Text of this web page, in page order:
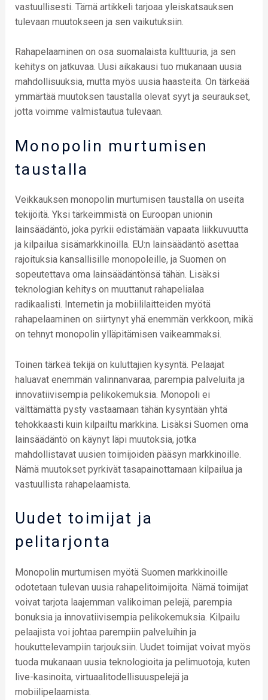
vastuullisesti. Tämä artikkeli tarjoaa yleiskatsauksen
tulevaan muutokseen ja sen vaikutuksiin.
Rahapelaaminen on osa suomalaista kulttuuria, ja sen
kehitys on jatkuvaa. Uusi aikakausi tuo mukanaan uusia
mahdollisuuksia, mutta myös uusia haasteita. On tärkeää
ymmärtää muutoksen taustalla olevat syyt ja seuraukset,
jotta voimme valmistautua tulevaan.
Monopolin murtumisen
taustalla
Veikkauksen monopolin murtumisen taustalla on useita
tekijöitä. Yksi tärkeimmistä on Euroopan unionin
lainsäädäntö, joka pyrkii edistämään vapaata liikkuvuutta
ja kilpailua sisämarkkinoilla. EU:n lainsäädäntö asettaa
rajoituksia kansallisille monopoleille, ja Suomen on
sopeutettava oma lainsäädäntönsä tähän. Lisäksi
teknologian kehitys on muuttanut rahapelialaa
radikaalisti. Internetin ja mobiililaitteiden myötä
rahapelaaminen on siirtynyt yhä enemmän verkkoon, mikä
on tehnyt monopolin ylläpitämisen vaikeammaksi.
Toinen tärkeä tekijä on kuluttajien kysyntä. Pelaajat
haluavat enemmän valinnanvaraa, parempia palveluita ja
innovatiivisempia pelikokemuksia. Monopoli ei
välttämättä pysty vastaamaan tähän kysyntään yhtä
tehokkaasti kuin kilpailtu markkina. Lisäksi Suomen oma
lainsäädäntö on käynyt läpi muutoksia, jotka
mahdollistavat uusien toimijoiden pääsyn markkinoille.
Nämä muutokset pyrkivät tasapainottamaan kilpailua ja
vastuullista rahapelaamista.
Uudet toimijat ja
pelitarjonta
Monopolin murtumisen myötä Suomen markkinoille
odotetaan tulevan uusia rahapelitoimijoita. Nämä toimijat
voivat tarjota laajemman valikoiman pelejä, parempia
bonuksia ja innovatiivisempia pelikokemuksia. Kilpailu
pelaajista voi johtaa parempiin palveluihin ja
houkuttelevampiin tarjouksiin. Uudet toimijat voivat myös
tuoda mukanaan uusia teknologioita ja pelimuotoja, kuten
live-kasinoita, virtuaalitodellisuuspelejä ja
mobiilipelaamista.